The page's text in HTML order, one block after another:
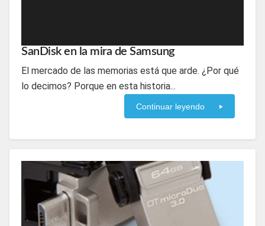
SanDisk en la mira de Samsung
El mercado de las memorias está que arde. ¿Por qué
lo decimos? Porque en esta historia...
Continuar leyendo